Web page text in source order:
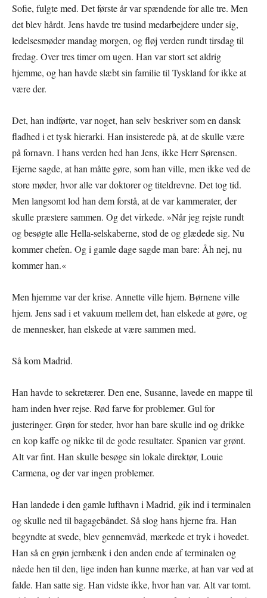
Sofie, fulgte med. Det første år var spændende for alle tre. Men
det blev hårdt. Jens havde tre tusind medarbejdere under sig,
ledelsesmøder mandag morgen, og fløj verden rundt tirsdag til
fredag. Over tres timer om ugen. Han var stort set aldrig
hjemme, og han havde slæbt sin familie til Tyskland for ikke at
være der.
Det, han indførte, var noget, han selv beskriver som en dansk
fladhed i et tysk hierarki. Han insisterede på, at de skulle være
på fornavn. I hans verden hed han Jens, ikke Herr Sørensen.
Ejerne sagde, at han måtte gøre, som han ville, men ikke ved de
store møder, hvor alle var doktorer og titeldrevne. Det tog tid.
Men langsomt lod han dem forstå, at de var kammerater, der
skulle præstere sammen. Og det virkede. »Når jeg rejste rundt
og besøgte alle Hella-selskaberne, stod de og glædede sig. Nu
kommer chefen. Og i gamle dage sagde man bare: Åh nej, nu
kommer han.«
Men hjemme var der krise. Annette ville hjem. Børnene ville
hjem. Jens sad i et vakuum mellem det, han elskede at gøre, og
de mennesker, han elskede at være sammen med.
Så kom Madrid.
Han havde to sekretærer. Den ene, Susanne, lavede en mappe til
ham inden hver rejse. Rød farve for problemer. Gul for
justeringer. Grøn for steder, hvor han bare skulle ind og drikke
en kop kaffe og nikke til de gode resultater. Spanien var grønt.
Alt var fint. Han skulle besøge sin lokale direktør, Louie
Carmena, og der var ingen problemer.
Han landede i den gamle lufthavn i Madrid, gik ind i terminalen
og skulle ned til bagagebåndet. Så slog hans hjerne fra. Han
begyndte at svede, blev gennemvåd, mærkede et tryk i hovedet.
Han så en grøn jernbænk i den anden ende af terminalen og
nåede hen til den, lige inden han kunne mærke, at han var ved at
falde. Han satte sig. Han vidste ikke, hvor han var. Alt var tomt.